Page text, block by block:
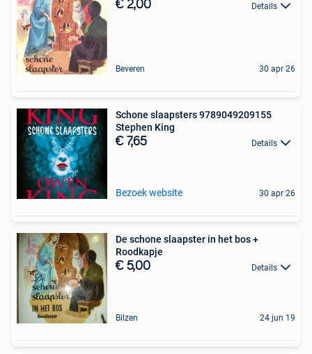
€ 2,00 Details
Beveren 30 apr 26
Schone slaapsters 9789049209155
Stephen King
€ 7,65 Details
Bezoek website 30 apr 26
De schone slaapster in het bos +
Roodkapje
€ 5,00 Details
Bilzen 24 jun 19